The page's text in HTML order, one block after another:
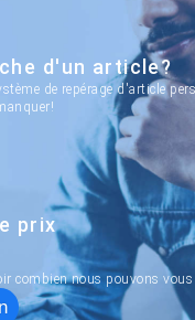
d'un article?
de repérage d'article
prix
combien nous pouvons